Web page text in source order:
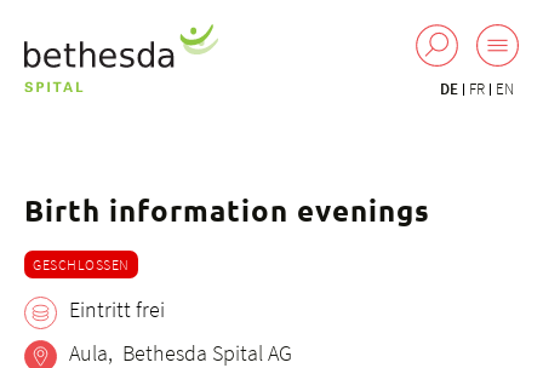
DE FR EN
Birth information evenings
GESCHLOSSEN
Eintritt frei
Aula, Bethesda Spital AG